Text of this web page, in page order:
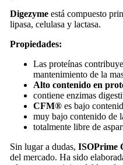
Digezymeestá compuesto
lipasa, celulasa y lactasa.
Propiedades:
Las proteínas
mantenimiento de la
Alto contenido en
contiene enzimas
CFM®es bajo
muy bajo contenido de
totalmente libre de
Sin lugar a dudas, ISOPrime
del mercado. Ha sido